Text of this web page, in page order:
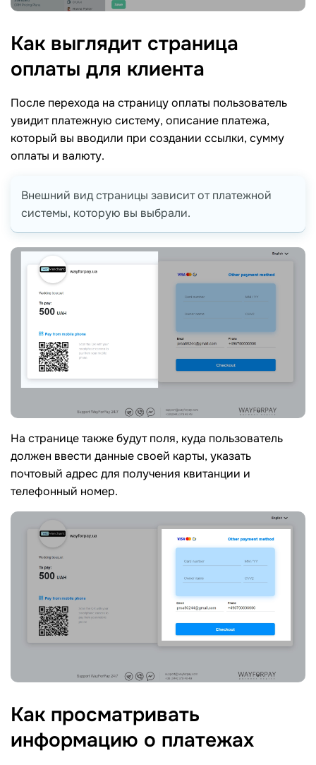
Как выглядит страница
оплаты для клиента
После перехода на страницу оплаты пользователь
увидит платежную систему, описание платежа,
который вы вводили при создании ссылки, сумму
оплаты и валюту.
Внешний вид страницы зависит от платежной
системы, которую вы выбрали.
На странице также будут поля, куда пользователь
должен ввести данные своей карты, указать
почтовый адрес для получения квитанции и
телефонный номер.
Как просматривать
информацию о платежах